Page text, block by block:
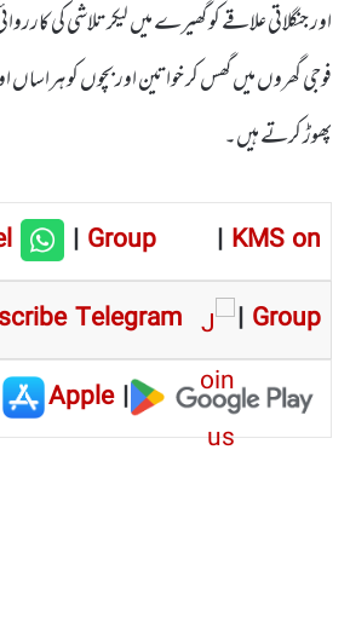
اور جنگلاتی علاقے کو گھیرے میں لیکر تلاشی کی
فوجی گھروں میں گھس کر خواتین اور بچوں کو ہراساں
پھوڑ کرتے ہیں۔
|Group | KMS on
Telegram
| Group
|
Apple